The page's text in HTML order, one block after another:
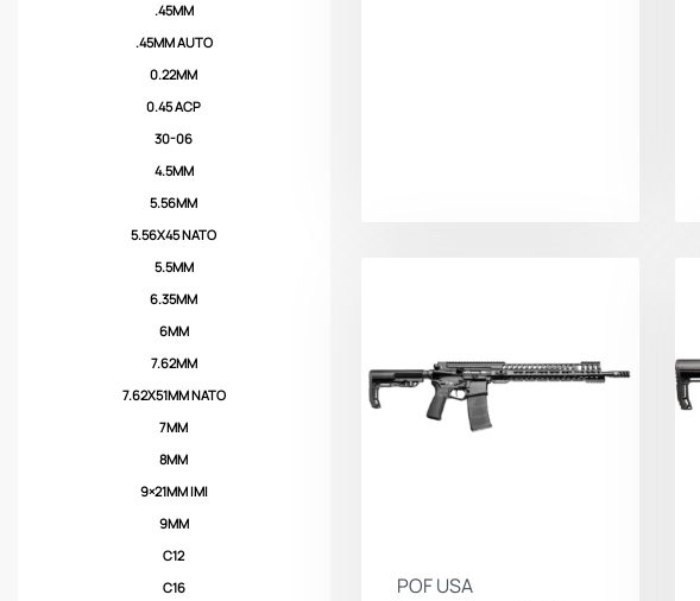
.45MM
.45MM AUTO
0.22MM
0.45 ACP
30-06
4.5MM
5.56MM
5.56X45 NATO
5.5MM
6.35MM
6MM
7.62MM
7.62X51MM NATO
7MM
8MM
9×21MM IMI
9MM
C12
C16
POF USA